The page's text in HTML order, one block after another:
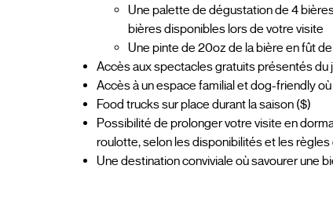
Une palette de dégustation de 4
bières disponibles lors de votre visite
Une pinte de 20oz de la bière en fût
Accès aux spectacles gratuits présentés du
Accès à un espace familial et dog-friendly
Food trucks sur place durant la saison ($)
Possibilité de prolonger votre visite en
roulotte, selon les disponibilités et les règles
Une destination conviviale où savourer une